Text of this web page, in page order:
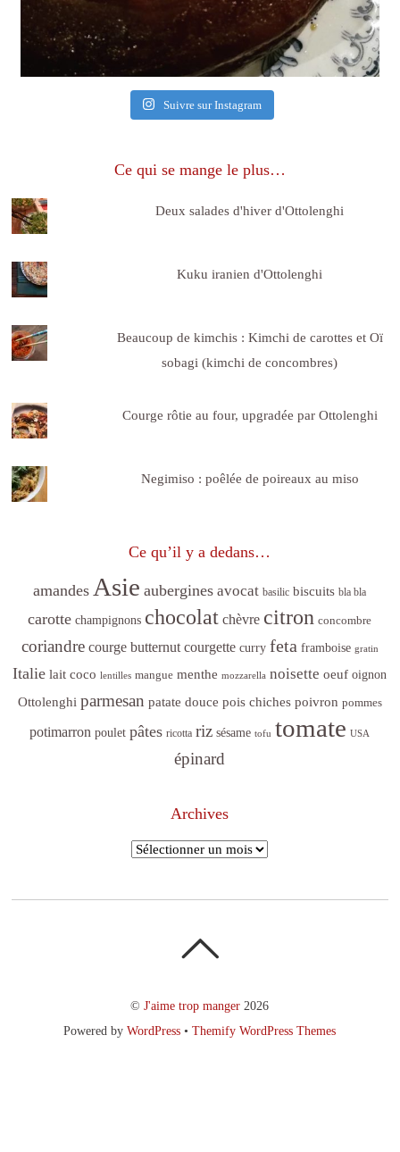
Suivre sur Instagram
Ce qui se mange le plus…
Deux salades d'hiver d'Ottolenghi
Kuku iranien d'Ottolenghi
Beaucoup de kimchis : Kimchi de carottes et Oï
sobagi (kimchi de concombres)
Courge rôtie au four, upgradée par Ottolenghi
Negimiso : poêlée de poireaux au miso
Ce qu’il y a dedans…
amandes Asie aubergines avocat basilic biscuits bla bla
carotte champignons chocolat chèvre citron concombre
coriandre courge butternut courgette curry feta framboise gratin
Italie lait coco lentilles mangue menthe mozzarella noisette oeuf oignon
Ottolenghi parmesan patate douce pois chiches poivron pommes
potimarron poulet pâtes ricotta riz sésame tofu tomate USA
épinard
Archives
Archives
©J'aime trop manger 2026
Powered byWordPress •Themify WordPress Themes